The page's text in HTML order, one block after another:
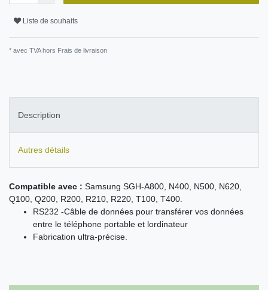
Liste de souhaits
* avec TVA hors Frais de livraison
Description
Autres détails
Compatible avec : Samsung SGH-A800, N400, N500, N620,
Q100, Q200, R200, R210, R220, T100, T400.
RS232 -Câble de données pour transférer vos données
entre le téléphone portable et lordinateur
Fabrication ultra-précise.